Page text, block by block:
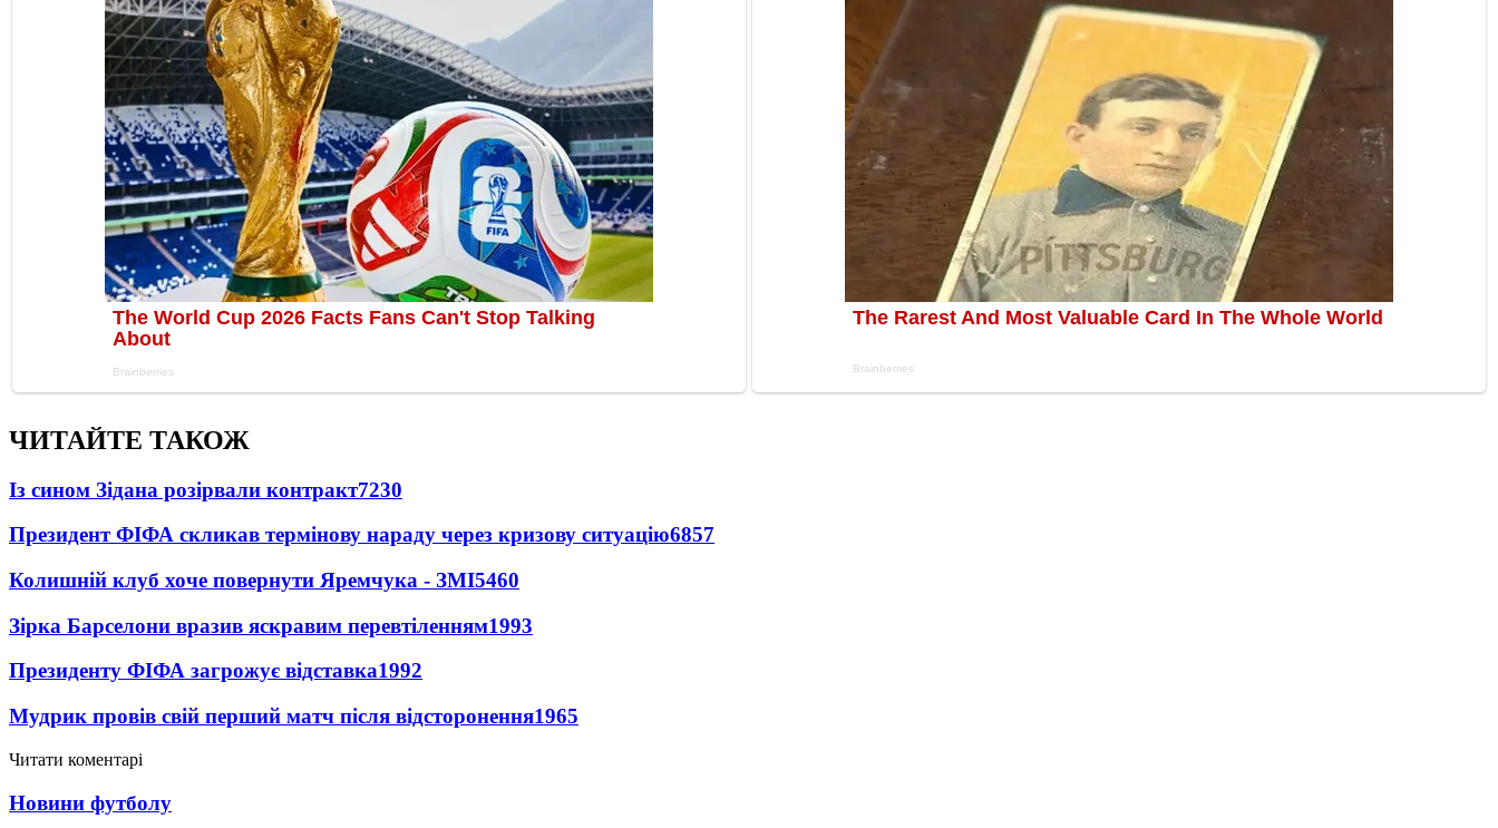
ЧИТАЙТЕ ТАКОЖ
Із сином Зідана розірвали контракт7230
Президент ФІФА скликав термінову нараду через кризову ситуацію6857
Колишній клуб хоче повернути Яремчука - ЗМІ5460
Зірка Барселони вразив яскравим перевтіленням1993
Президенту ФІФА загрожує відставка1992
Мудрик провів свій перший матч після відсторонення1965
Читати коментарі
Новини футболу